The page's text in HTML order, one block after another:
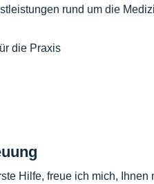
rund um die
die Praxis
Hilfe, freue ich mich, Ihnen